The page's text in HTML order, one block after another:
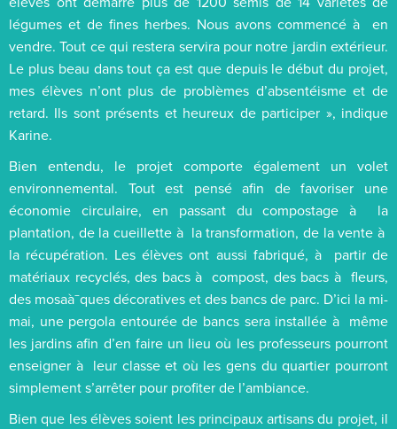
légumes et de fines herbes. Nous avons commencé à en
vendre. Tout ce qui restera servira pour notre jardin extérieur.
Le plus beau dans tout ça est que depuis le début du projet,
mes élèves n’ont plus de problèmes d’absentéisme et de
retard. Ils sont présents et heureux de participer », indique
Karine.
Bien entendu, le projet comporte également un volet
environnemental. Tout est pensé afin de favoriser une
économie circulaire, en passant du compostage à la
plantation, de la cueillette à la transformation, de la vente à
la récupération. Les élèves ont aussi fabriqué, à partir de
matériaux recyclés, des bacs à compost, des bacs à fleurs,
des mosaà¯ques décoratives et des bancs de parc. D’ici la mi-
mai, une pergola entourée de bancs sera installée à même
les jardins afin d’en faire un lieu où les professeurs pourront
enseigner à leur classe et où les gens du quartier pourront
simplement s’arrêter pour profiter de l’ambiance.
Bien que les élèves soient les principaux artisans du projet, il